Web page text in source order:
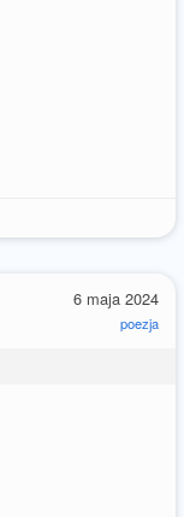
6 maja 2024
poezja